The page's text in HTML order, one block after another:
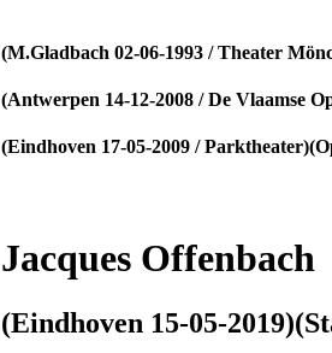
(M.Gladbach 02-06-1993 / Theater
(Antwerpen 14-12-2008 / De Vlaamse
(Eindhoven 17-05-2009 /
Jacques Offenbach
(Eindhoven 15-05-